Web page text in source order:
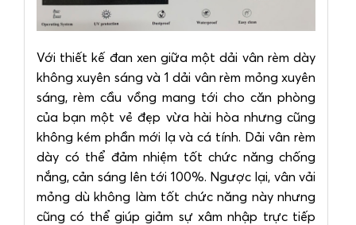
Với thiết kế đan xen giữa một dải vân rèm dày
không xuyên sáng và 1 dải vân rèm mỏng xuyên
sáng, rèm cầu vồng mang tới cho căn phòng
của bạn một vẻ đẹp vừa hài hòa nhưng cũng
không kém phần mới lạ và cá tính. Dải vân rèm
dày có thể đảm nhiệm tốt chức năng chống
nắng, cản sáng lên tới 100%. Ngược lại, vân vải
mỏng dù không làm tốt chức năng này nhưng
cũng có thể giúp giảm sự xâm nhập trực tiếp